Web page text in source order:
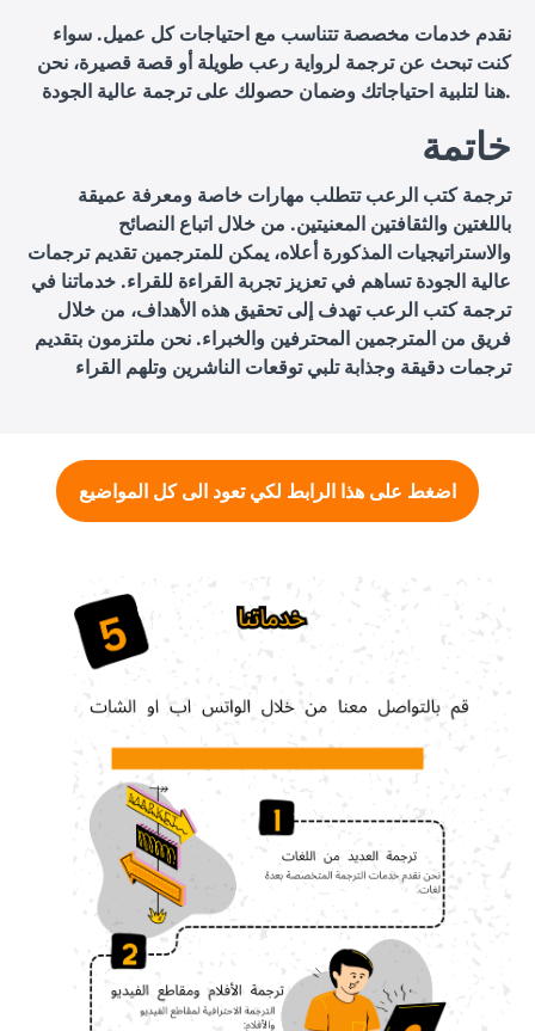
نقدم خدمات مخصصة تتناسب مع احتياجات كل عميل. سواء
كنت تبحث عن ترجمة لرواية رعب طويلة أو قصة قصيرة، نحن
هنا لتلبية احتياجاتك وضمان حصولك على ترجمة عالية الجودة.
خاتمة
ترجمة كتب الرعب تتطلب مهارات خاصة ومعرفة عميقة
باللغتين والثقافتين المعنيتين. من خلال اتباع النصائح
والاستراتيجيات المذكورة أعلاه، يمكن للمترجمين تقديم ترجمات
عالية الجودة تساهم في تعزيز تجربة القراءة للقراء. خدماتنا في
ترجمة كتب الرعب تهدف إلى تحقيق هذه الأهداف، من خلال
فريق من المترجمين المحترفين والخبراء. نحن ملتزمون بتقديم
ترجمات دقيقة وجذابة تلبي توقعات الناشرين وتلهم القراء
اضغط على هذا الرابط لكي تعود الى كل المواضيع